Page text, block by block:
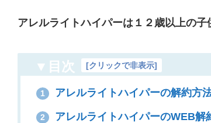
アレルライトハイパーは１２歳以上の
▼目次 [クリックで非表示]
1 アレルライトハイパーの解約方
2 アレルライトハイパーのWEB解